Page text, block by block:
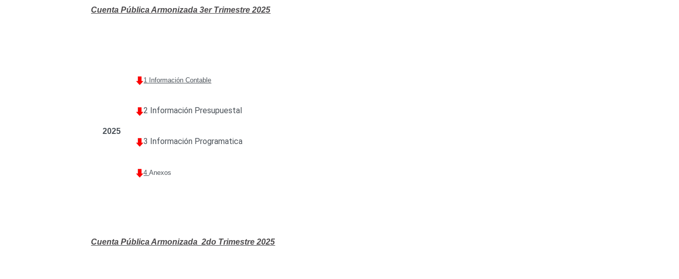
Cuenta Pública Armonizada 3er Trimestre 2025
2025
1 Información Contable
2 Información Presupuestal
3 Información Programatica
4Anexos
Cuenta Pública Armonizada 2do Trimestre 2025